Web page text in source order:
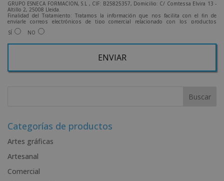
GRUPO ESNECA FORMACIÓN, S.L , CIF: B25825357, Domicilio: C/ Comtessa Elvira 13 -
Altillo 2, 25008 Lleida.
Finalidad del Tratamiento: Tratamos la información que nos facilita con el fin de
enviarle correos electrónicos de tipo comercial relacionado con los productos
ofrecidos y otros tipo de productos que fueran de su interés.
Legitimación del tratamiento: Consentimiento del interesado.
a la dirección admin@grupoesneca.com.
Desea recibir información comercial (vía telefónica y/o email):
SÍ NO
r
a
t
i
Categorías de productos
Artes gráficas
Artesanal
Comercial